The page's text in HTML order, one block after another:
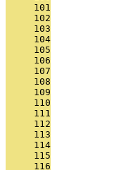
     101
     102
     103
     104
     105
     106
     107
     108
     109
     110
     111
     112
     113
     114
     115
     116